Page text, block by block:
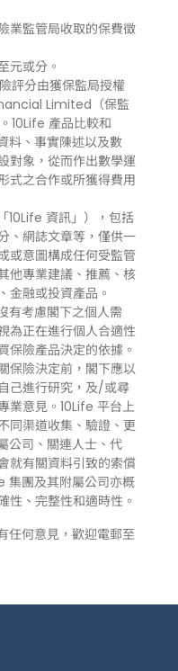
業監管局收取的保費徵
元或分。
評分由獲保監局授權
Limited（保監
10Life 產品比較和
料、事實陳述以及數
對象，從而作出數學運
式之合作或所獲得費用
10Life 資訊」），包括
、網誌文章等，僅供一
或意圖構成任何受監管
他專業建議、推薦、核
金融或投資產品。
有考慮閣下之個人需
為正在進行個人合適性
保險產品決定的依據。
保險決定前，閣下應以
己進行研究，及/或尋
業意見。10Life 平台上
同渠道收集、驗證、更
公司、關連人士、代
就有關資料引致的索償
集團及其附屬公司亦概
性、完整性和適時性。
任何意見，歡迎電郵至